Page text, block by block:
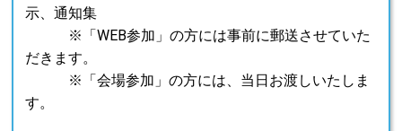
示、通知集
※「WEB参加」の方には事前に郵送させていた
だきます。
※「会場参加」の方には、当日お渡しいたしま
す。